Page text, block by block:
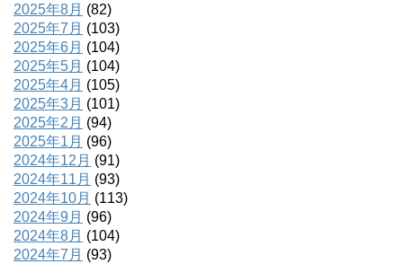
2025年8月 (82)
2025年7月 (103)
2025年6月 (104)
2025年5月 (104)
2025年4月 (105)
2025年3月 (101)
2025年2月 (94)
2025年1月 (96)
2024年12月 (91)
2024年11月 (93)
2024年10月 (113)
2024年9月 (96)
2024年8月 (104)
2024年7月 (93)